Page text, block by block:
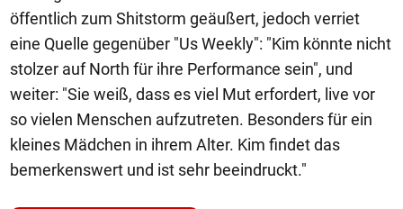
öffentlich zum Shitstorm geäußert, jedoch verriet
eine Quelle gegenüber "Us Weekly": "Kim könnte nicht
stolzer auf North für ihre Performance sein", und
weiter: "Sie weiß, dass es viel Mut erfordert, live vor
so vielen Menschen aufzutreten. Besonders für ein
kleines Mädchen in ihrem Alter. Kim findet das
bemerkenswert und ist sehr beeindruckt."